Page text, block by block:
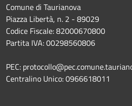
Comune di Taurianova
Piazza Libertà, n. 2 - 89029
Codice Fiscale: 82000670800
Partita IVA: 00298560806
PEC:
Centralino Unico: 0966618011